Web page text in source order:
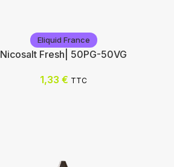
Eliquid France
Nicosalt Fresh| 50PG-50VG
1,33 € TTC